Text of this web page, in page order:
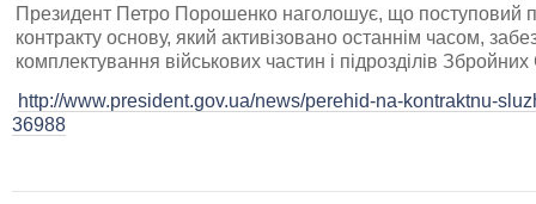
Президент Петро Порошенко наголошує, що поступовий
контракту основу, який активізовано останнім часом,
комплектування військових частин і підрозділів
http://www.president.gov.ua/news/perehid-na-kontraktnu-
36988